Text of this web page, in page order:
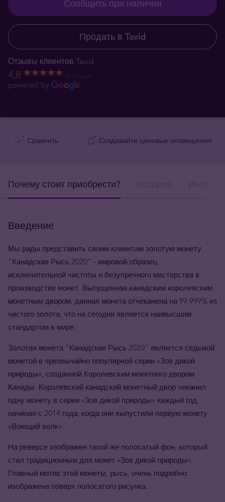
Сообщить при наличии
Продать в Tavid
Отзывы клиентов Tavid
4,8
Сравнить Создавайте ценовые оповещения
Почему стоит приобрести?
Введение
Мы рады представить своим клиентам золотую монету
"Канадская Рысь 2020" - мировой образец
исключительной чистоты и безупречного мастерства в
производстве монет. Выпущенная канадским королевским
монетным двором, данная монета отчеканена на 99.999% из
чистого золота, что на сегодня является наивысшим
стандартом в мире.
Золотая монета "Канадская Рысь 2020" является седьмой
монетой в чрезвычайно популярной серии «Зов дикой
природы», созданной Королевским монетного двором
Канады. Королевский канадский монетный двор чеканил
одну монету в серии «Зов дикой природы» каждый год,
начиная с 2014 года, когда они выпустили первую монету
«Воющий волк».
На реверсе изображен такой же полосатый фон, который
стал традиционным для монет «Зов дикой природы».
Главный мотив этой монеты, рысь, очень подробно
изображена поверх полосатого рисунка.